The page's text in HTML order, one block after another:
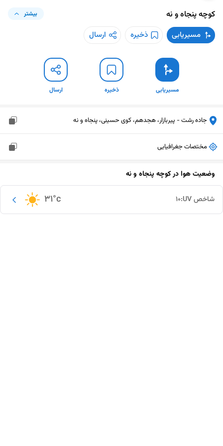
کوچه پنجاه و نه بیشتر
مسیریابی ذخیره ارسال
مسیریابی ذخیره ارسال
جاده رشت - پیربازار، هجدهم، کوی حسینی، پنجاه و نه
مختصات جغرافیایی
وضعیت هوا درکوچه پنجاه و نه
31°c شاخص UV: 10